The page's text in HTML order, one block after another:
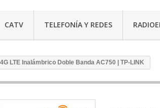
CATV TELEFONÍA Y REDES
LTE Inalámbrico Doble Banda AC750 | TP-LINK